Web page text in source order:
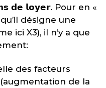
𝗱𝗲 𝗹𝗼𝘆𝗲𝗿. Pour en «
désigne une
ici X3), il n’y a que
des facteurs
de la